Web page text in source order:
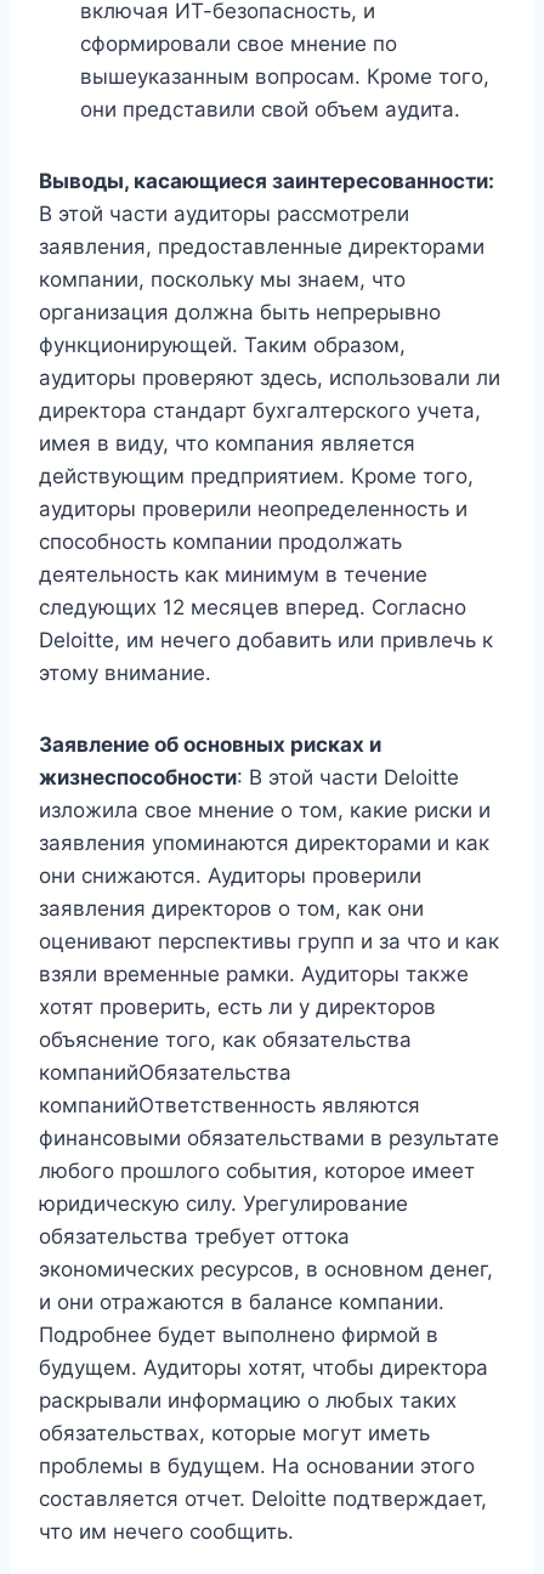
включая ИТ-безопасность, и
сформировали свое мнение по
вышеуказанным вопросам. Кроме того,
они представили свой объем аудита.
Выводы, касающиеся заинтересованности:
В этой части аудиторы рассмотрели
заявления, предоставленные директорами
компании, поскольку мы знаем, что
организация должна быть непрерывно
функционирующей. Таким образом,
аудиторы проверяют здесь, использовали ли
директора стандарт бухгалтерского учета,
имея в виду, что компания является
действующим предприятием. Кроме того,
аудиторы проверили неопределенность и
способность компании продолжать
деятельность как минимум в течение
следующих 12 месяцев вперед. Согласно
Deloitte, им нечего добавить или привлечь к
этому внимание.
Заявление об основных рисках и
жизнеспособности: В этой части Deloitte
изложила свое мнение о том, какие риски и
заявления упоминаются директорами и как
они снижаются. Аудиторы проверили
заявления директоров о том, как они
оценивают перспективы групп и за что и как
взяли временные рамки. Аудиторы также
хотят проверить, есть ли у директоров
объяснение того, как обязательства
компанийОбязательства
компанийОтветственность являются
финансовыми обязательствами в результате
любого прошлого события, которое имеет
юридическую силу. Урегулирование
обязательства требует оттока
экономических ресурсов, в основном денег,
и они отражаются в балансе компании.
Подробнее будет выполнено фирмой в
будущем. Аудиторы хотят, чтобы директора
раскрывали информацию о любых таких
обязательствах, которые могут иметь
проблемы в будущем. На основании этого
составляется отчет. Deloitte подтверждает,
что им нечего сообщить.